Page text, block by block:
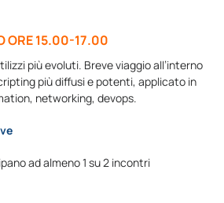
ORE 15.00-17.00
più evoluti. Breve viaggio all’interno
più diffusi e potenti, applicato in
networking, devops.
ad almeno 1 su 2 incontri